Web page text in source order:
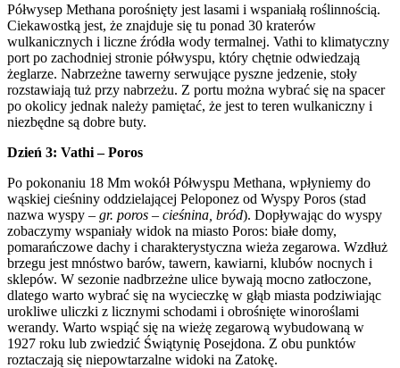
Półwysep Methana porośnięty jest lasami i wspaniałą roślinnością.
Ciekawostką jest, że znajduje się tu ponad 30 kraterów
wulkanicznych i liczne źródła wody termalnej. Vathi to klimatyczny
port po zachodniej stronie półwyspu, który chętnie odwiedzają
żeglarze. Nabrzeżne tawerny serwujące pyszne jedzenie, stoły
rozstawiają tuż przy nabrzeżu. Z portu można wybrać się na spacer
po okolicy jednak należy pamiętać, że jest to teren wulkaniczny i
niezbędne są dobre buty.
Dzień 3: Vathi – Poros
Po pokonaniu 18 Mm wokół Półwyspu Methana, wpłyniemy do
wąskiej cieśniny oddzielającej Peloponez od Wyspy Poros (stad
nazwa wyspy – gr. poros – cieśnina, bród). Dopływając do wyspy
zobaczymy wspaniały widok na miasto Poros: białe domy,
pomarańczowe dachy i charakterystyczna wieża zegarowa. Wzdłuż
brzegu jest mnóstwo barów, tawern, kawiarni, klubów nocnych i
sklepów. W sezonie nadbrzeżne ulice bywają mocno zatłoczone,
dlatego warto wybrać się na wycieczkę w głąb miasta podziwiając
urokliwe uliczki z licznymi schodami i obrośnięte winoroślami
werandy. Warto wspiąć się na wieżę zegarową wybudowaną w
1927 roku lub zwiedzić Świątynię Posejdona. Z obu punktów
roztaczają się niepowtarzalne widoki na Zatokę.